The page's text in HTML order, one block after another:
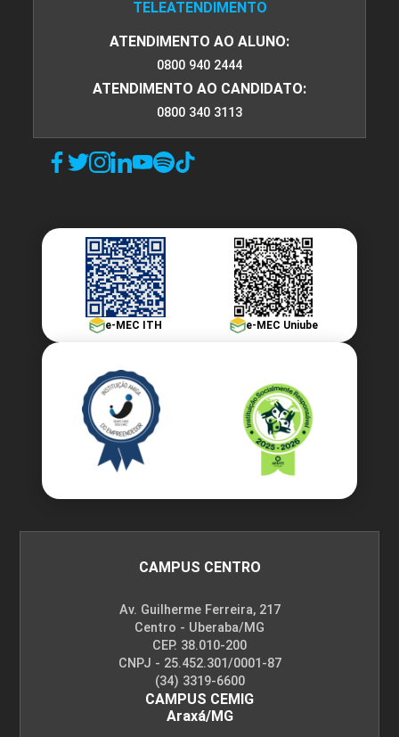
Modalidades Esportivas Aquáticas
10h
Metodologia das Práticas Corporais
de Aventura e Natureza
Aspectos Fundamentais do Esporte
10h
TELEATENDIMENTO
ATENDIMENTO AO ALUNO:
0800 940 2444
ATENDIMENTO AO CANDIDATO:
0800 340 3113
e-MEC ITH e-MEC Uniube
CAMPUS CENTRO
Av. Guilherme Ferreira, 217
Centro - Uberaba/MG
CEP. 38.010-200
CNPJ - 25.452.301/0001-87
(34) 3319-6600
CAMPUS CEMIG
Araxá/MG